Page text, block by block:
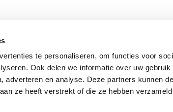
te personaliseren, om functies voor
Ook delen we informatie over uw gebruik
adverteren en analyse. Deze partners kunnen
ze heeft verstrekt of die ze hebben